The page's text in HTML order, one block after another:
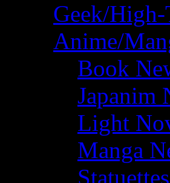
Geek/
Anime/
Book
Japanim
Light
Manga